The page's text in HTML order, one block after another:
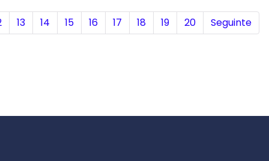
13 14 15 16 17 18 19 20 Seguinte